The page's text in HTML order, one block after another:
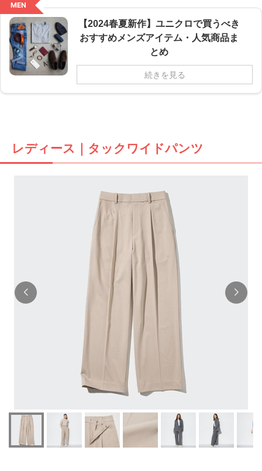
MEN
【2024春夏新作】ユニクロで買うべき
おすすめメンズアイテム・人気商品ま
とめ
続きを見る
レディース｜タックワイドパンツ